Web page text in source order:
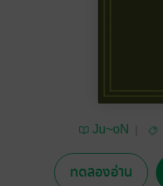
Ju~oN
ทดลองอ่าน